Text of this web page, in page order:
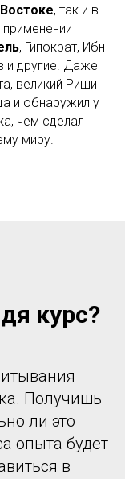
Востоке, так и в
применении
, Гипократ, Ибн
и другие. Даже
великий Риши
и обнаружил у
чем сделал
миру.
курс?
Получишь
ли это
опыта будет
в